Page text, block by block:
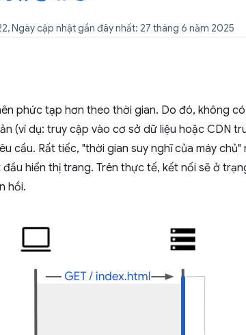
Ngày cập nhật gần đây nhất: 27 tháng 6 năm 2025
phức tạp hơn theo thời gian. Do đó, không
(ví dụ: truy cập vào cơ sở dữ liệu hoặc CDN
cầu. Rất tiếc, "thời gian suy nghĩ của máy
hiển thị trang. Trên thực tế, kết nối sẽ ở
hồi.